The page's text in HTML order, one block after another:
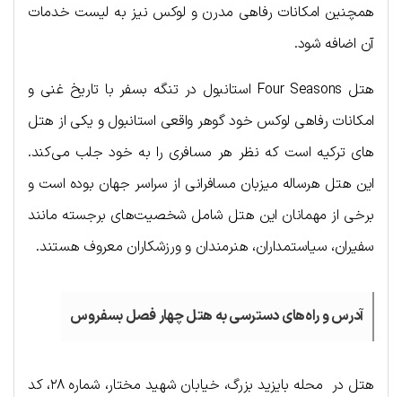
همچنین امکانات رفاهی مدرن و لوکس نیز به لیست خدمات
آن اضافه شود.
هتل Four Seasons استانبول در تنگه بسفر با تاریخ غنی و
امکانات رفاهی لوکس خود گوهر واقعی استانبول و یکی از هتل
های ترکیه است که نظر هر مسافری را به خود جلب می‌کند.
این هتل هرساله میزبان مسافرانی از سراسر جهان بوده است و
برخی از مهمانان این هتل شامل شخصیت‌های برجسته مانند
سفیران، سیاستمداران، هنرمندان و ورزشکاران معروف هستند.
آدرس و راه‌های دسترسی به هتل چهار فصل بسفروس
هتل در محله بایزید بزرگ، خیابان شهید مختار، شماره ۲۸، کد